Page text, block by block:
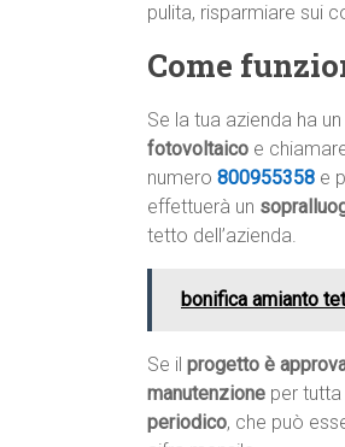
pulita, risparmiare sui
Come
Se la tua azienda ha
fotovoltaico e
numero 800955358 e
effettuerà un
tetto dell’azienda.
bonifica amianto
Se il progetto è
manutenzione per
periodico, che può